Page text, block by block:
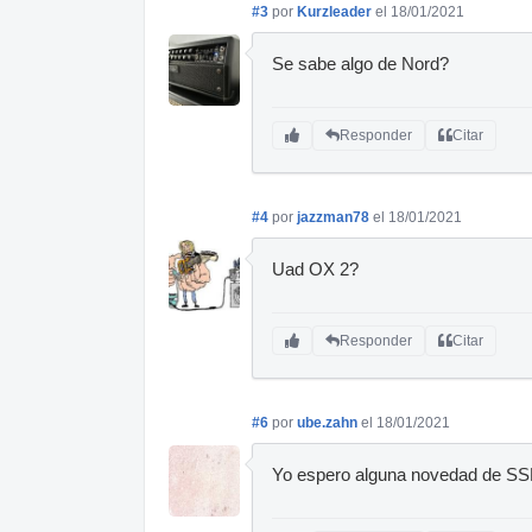
#3 por Kurzleader el 18/01/2021
Se sabe algo de Nord?
Responder Citar
#4 por jazzman78 el 18/01/2021
Uad OX 2?
Responder Citar
#6 por ube.zahn el 18/01/2021
Yo espero alguna novedad de